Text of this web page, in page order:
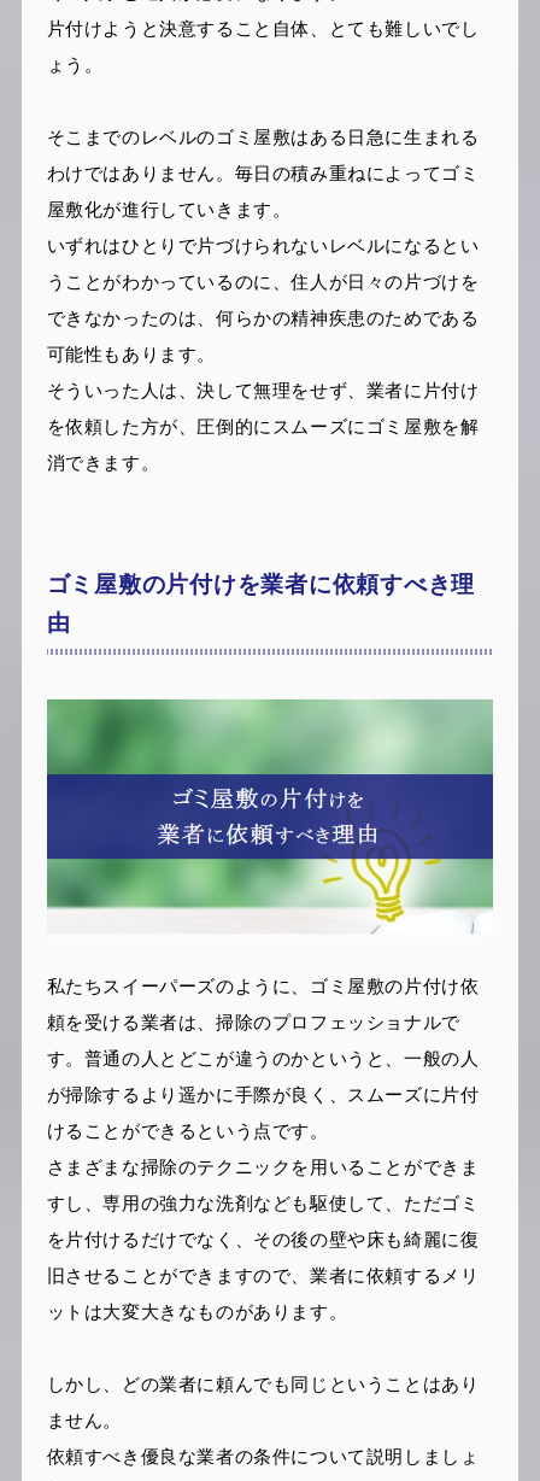
片付けようと決意すること自体、とても難しいでし
ょう。
そこまでのレベルのゴミ屋敷はある日急に生まれる
わけではありません。毎日の積み重ねによってゴミ
屋敷化が進行していきます。
いずれはひとりで片づけられないレベルになるとい
うことがわかっているのに、住人が日々の片づけを
できなかったのは、何らかの精神疾患のためである
可能性もあります。
そういった人は、決して無理をせず、業者に片付け
を依頼した方が、圧倒的にスムーズにゴミ屋敷を解
消できます。
ゴミ屋敷の片付けを業者に依頼すべき理
由
私たちスイーパーズのように、ゴミ屋敷の片付け依
頼を受ける業者は、掃除のプロフェッショナルで
す。普通の人とどこが違うのかというと、一般の人
が掃除するより遥かに手際が良く、スムーズに片付
けることができるという点です。
さまざまな掃除のテクニックを用いることができま
すし、専用の強力な洗剤なども駆使して、ただゴミ
を片付けるだけでなく、その後の壁や床も綺麗に復
旧させることができますので、業者に依頼するメリ
ットは大変大きなものがあります。
しかし、どの業者に頼んでも同じということはあり
ません。
依頼すべき優良な業者の条件について説明しましょ